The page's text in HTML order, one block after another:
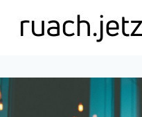
Inhalt